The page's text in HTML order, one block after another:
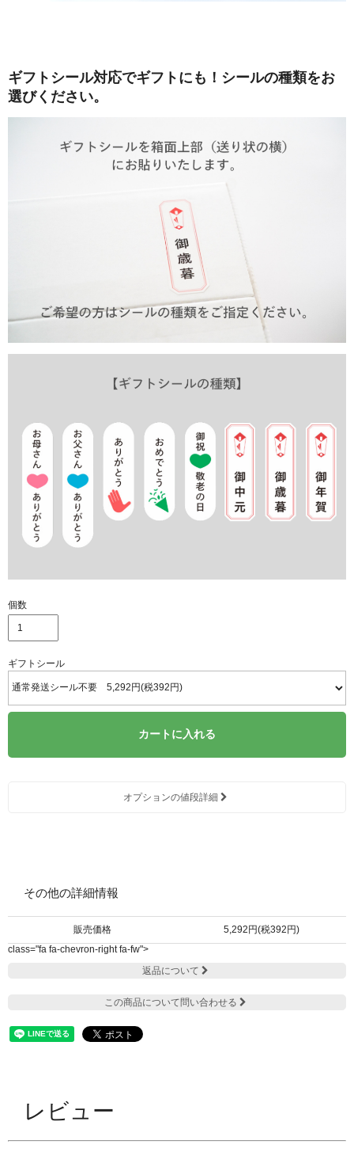
ギフトシール対応でギフトにも！シールの種類をお
選びください。
個数
ギフトシール
カートに入れる
オプションの値段詳細
その他の詳細情報
販売価格
5,292円(税392円)
class="fa fa-chevron-right fa-fw">
返品について
この商品について問い合わせる
レビュー